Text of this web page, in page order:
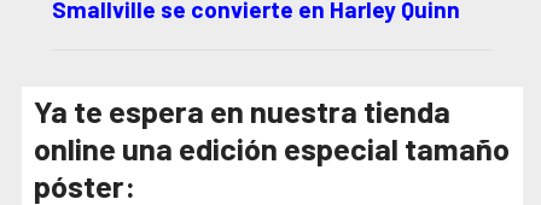
Smallville se convierte en Harley Quinn
Ya te espera en nuestra tienda
online una edición especial tamaño
póster: